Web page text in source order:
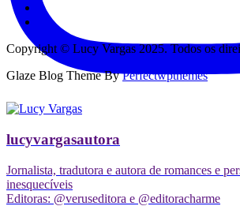
lucyvargasautora
Jornalista, tradutora e autora de romances e
inesquecíveis
Editoras: @veruseditora e @editoracharme
Copyright © Lucy Vargas 2025. Todos os
Glaze Blog Theme ByPerfectwpthemes